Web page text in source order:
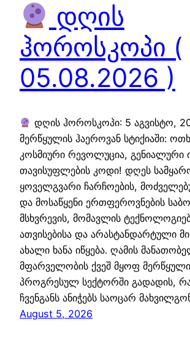
დღის
ჰოროსკოპი (
05.08.2026 )
დღის ჰოროსკოპი: 5 აგვისტო,
მერწყულის ჰაეროვან სტიქიაში:
კოსმიური რევოლუცია, გენიალური
თავისუფლების კოდი! დღეს
ყოველგვარი ჩარჩოების,
და მოსაწყენი ერთფეროვნების
მსხვრევის, მომავლის
ათვისებისა და არასტანდარტული
ახალი ხანა იწყება. ღამის
მფარველობის ქვეშ მყოფ
პროგრესულ სექტორში გადადის,
ჩვენგანს ანიჭებს საოცარ
August 5, 2026